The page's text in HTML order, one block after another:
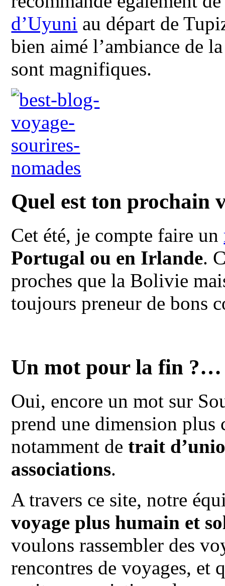
d’Uyuni au départ de
bien aimé l’ambiance de
sont magnifiques.
Quel est ton prochain
Cet été, je compte faire un
Portugal ou en Irlande.
proches que la Bolivie
toujours preneur de bons
Un mot pour la fin ?…
Oui, encore un mot sur
prend une dimension plus
notamment detrait
associations.
A travers ce site, notre
voyage plus humain et
voulons rassembler des
rencontres de voyages, et